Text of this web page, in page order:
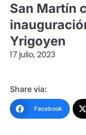
San Martín
Yrigoyen
17 julio, 2023
Share via:
Facebook